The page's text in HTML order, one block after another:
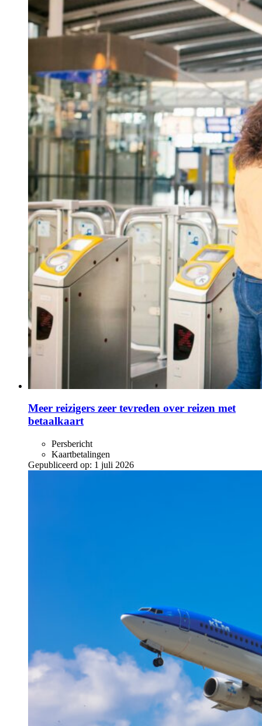
Meer reizigers zeer tevreden over reizen met
betaalkaart
Persbericht
Kaartbetalingen
Gepubliceerd op: 1 juli 2026